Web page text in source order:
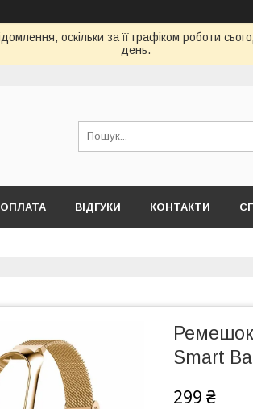
оскільки за її графіком роботи
день.
ВІДГУКИ КОНТАКТИ
Smart
299 ₴